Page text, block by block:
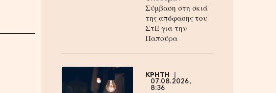
Σύμβαση στη σκιά
της απόφασης του
ΣτΕ για την
Παπούρα
ΚΡΗΤΗ
07.08.2026,
8:36